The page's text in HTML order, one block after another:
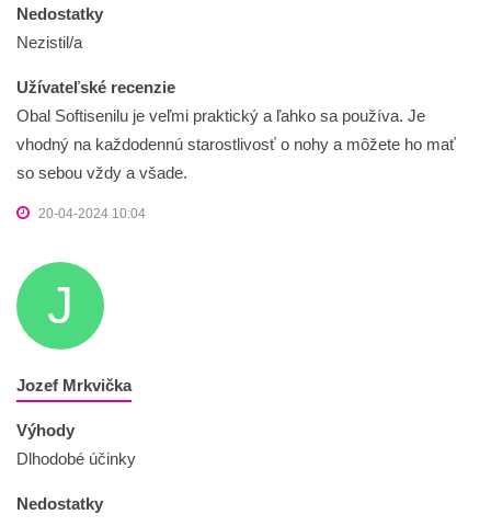
Nedostatky
Nezistil/a
Užívateľské recenzie
Obal Softisenilu je veľmi praktický a ľahko sa používa. Je
vhodný na každodennú starostlivosť o nohy a môžete ho mať
so sebou vždy a všade.
20-04-2024 10:04
J
Jozef Mrkvička
Výhody
Dlhodobé účinky
Nedostatky